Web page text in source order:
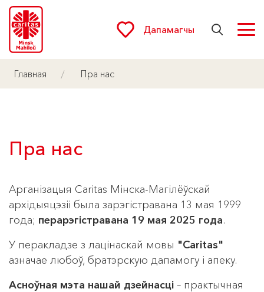
Дапамагчы
Главная Пра нас
Пра нас
Арганізацыя Caritas Мінска-Магілёўскай
архідыяцэзіі была зарэгістравана 13 мая 1999
года; перарэгістравана 19 мая 2025 года.
У перакладзе з лацінаскай мовы "Сaritas"
азначае любоў, братэрскую дапамогу і апеку.
Асноўная мэта нашай дзейнасці – практычная